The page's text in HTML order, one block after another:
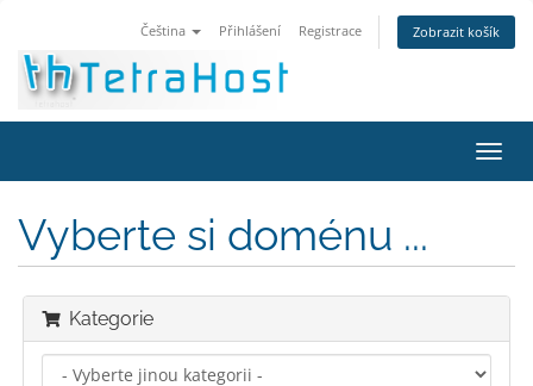
Čeština Přihlášení Registrace Zobrazit košík
Vyberte si doménu ...
Kategorie